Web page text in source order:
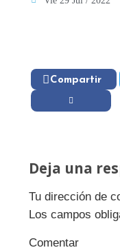
Compartir
Deja una
Tu dirección de
Los campos
Comentar